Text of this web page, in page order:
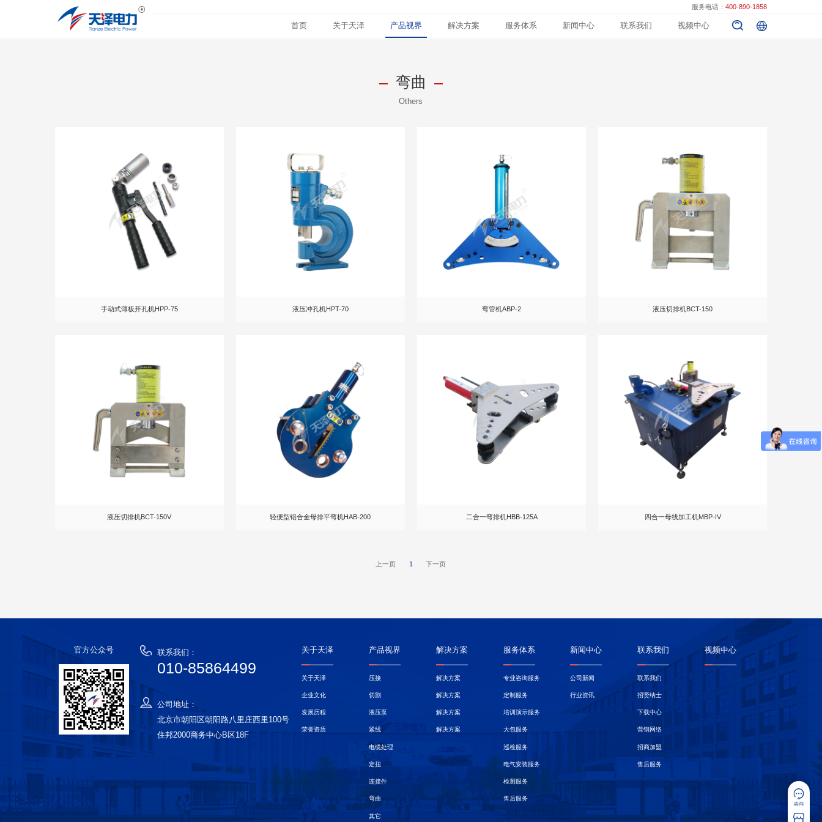
服务电话：400-890-1858
首页 关于天泽 产品视界 解决方案 服务体系 新闻中心 联系我们 视频中心
弯曲
Others
手动式薄板开孔机HPP-75 液压冲孔机HPT-70 弯管机ABP-2 液压切排机BCT-150
液压切排机BCT-150V 轻便型铝合金母排平弯机HAB-200 二合一弯排机HBB-125A 四合一母线加工机MBP-IV
上一页 1 下一页
官方公众号 联系我们：
010-85864499
公司地址：
北京市朝阳区朝阳路八里庄西里100号
住邦2000商务中心B区18F
关于天泽
关于天泽
企业文化
发展历程
荣誉资质
产品视界
压接
切割
液压泵
紧线
电缆处理
定扭
连接件
弯曲
其它
解决方案
解决方案
解决方案
解决方案
解决方案
服务体系
专业咨询服务
定制服务
培训演示服务
大包服务
巡检服务
电气安装服务
检测服务
售后服务
新闻中心
公司新闻
行业资讯
联系我们
联系我们
招贤纳士
下载中心
营销网络
招商加盟
售后服务
视频中心
咨询